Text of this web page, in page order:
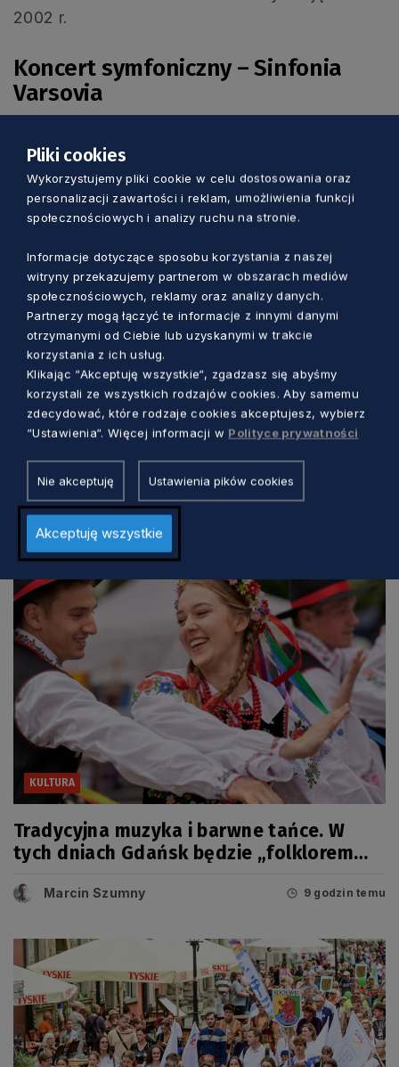
2002 r.
Koncert symfoniczny – Sinfonia
Varsovia
Polska Filharmonia Bałtycka
ul. Ołowianka 1
Sala Koncertowa
Bilety: 32-131,50 zł
Zobacz również
KULTURA
Tradycyjna muzyka i barwne tańce. W
tych dniach Gdańsk będzie „folklorem
Marcin Szumny 9 godzin temu
Pliki cookies
Wykorzystujemy pliki cookie w celu dostosowania oraz
personalizacji zawartości i reklam, umożliwienia funkcji
społecznościowych i analizy ruchu na stronie.
Informacje dotyczące sposobu korzystania z naszej
witryny przekazujemy partnerom w obszarach mediów
społecznościowych, reklamy oraz analizy danych.
Partnerzy mogą łączyć te informacje z innymi danymi
otrzymanymi od Ciebie lub uzyskanymi w trakcie
korzystania z ich usług.
Klikając “Akceptuję wszystkie“, zgadzasz się abyśmy
korzystali ze wszystkich rodzajów cookies. Aby samemu
zdecydować, które rodzaje cookies akceptujesz, wybierz
“Ustawienia“. Więcej informacji w Polityce prywatności
Nie akceptuję Ustawienia pików cookies
Akceptuję wszystkie